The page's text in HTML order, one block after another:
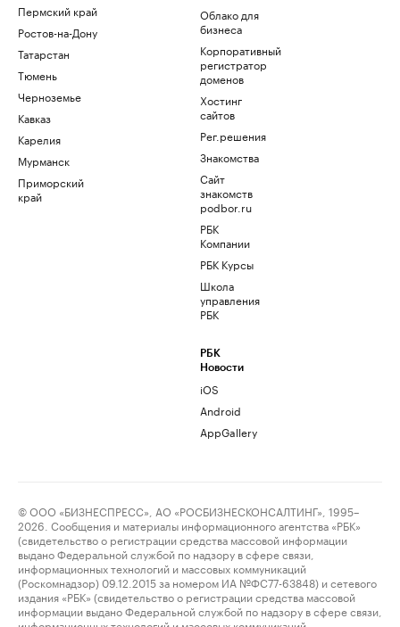
Пермский край
Ростов-на-Дону
Татарстан
Тюмень
Черноземье
Кавказ
Карелия
Мурманск
Приморский
край
Облако для
бизнеса
Корпоративный
регистратор
доменов
Хостинг
сайтов
Рег.решения
Знакомства
Сайт
знакомств
podbor.ru
РБК
Компании
РБК Курсы
Школа
управления
РБК
РБК
Новости
iOS
Android
AppGallery
© ООО «БИЗНЕСПРЕСС», АО «РОСБИЗНЕСКОНСАЛТИНГ», 1995–
2026. Сообщения и материалы информационного агентства «РБК»
(свидетельство о регистрации средства массовой информации
выдано Федеральной службой по надзору в сфере связи,
информационных технологий и массовых коммуникаций
(Роскомнадзор) 09.12.2015 за номером ИА №ФС77-63848) и сетевого
издания «РБК» (свидетельство о регистрации средства массовой
информации выдано Федеральной службой по надзору в сфере связи,